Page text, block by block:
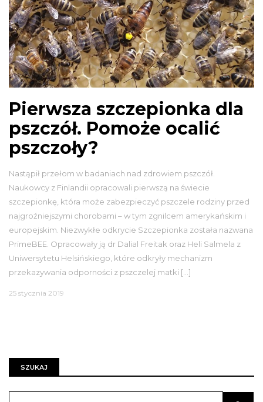
Pierwsza szczepionka dla
pszczół. Pomoże ocalić
pszczoły?
Nastąpił przełom w badaniach nad zdrowiem pszczół.
Naukowcy z Finlandii opracowali pierwszą na świecie
szczepionkę, która może zabezpieczyć pszczele rodziny przed
najgroźniejszymi chorobami – w tym zgnilcem amerykańskim i
europejskim. Niezwykłe odkrycie Szczepionka została nazwana
PrimeBEE. Opracowały ją dr Dalial Freitak oraz Heli Salmela z
Uniwersytetu Helsińskiego, które odkryły mechanizm
przekazywania odporności z pszczelej matki […]
25 stycznia 2019
SZUKAJ